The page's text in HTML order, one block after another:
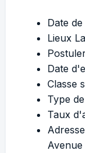
Date
Lieux
Date
Classe
Type
Taux
Avenue